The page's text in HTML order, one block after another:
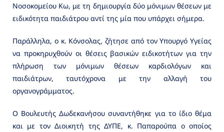
Νοσοκομείου Κω, με τη δημιουργία δύο μόνιμων θέσεων με
ειδικότητα παιδιάτρου αντί της μία που υπάρχει σήμερα.
Παράλληλα, ο κ. Κόνσολας, ζήτησε από τον Υπουργό Υγείας
να προκηρυχθούν οι θέσεις βασικών ειδικοτήτων για την
πλήρωση των μόνιμων θέσεων καρδιολόγων και
παιδιάτρων, ταυτόχρονα με την αλλαγή του
οργανογράμματος.
Ο Βουλευτής Δωδεκανήσου συναντήθηκε για το ίδιο θέμα
και με τον Διοικητή της ΔΥΠΕ, κ. Παπαρούπα ο οποίος